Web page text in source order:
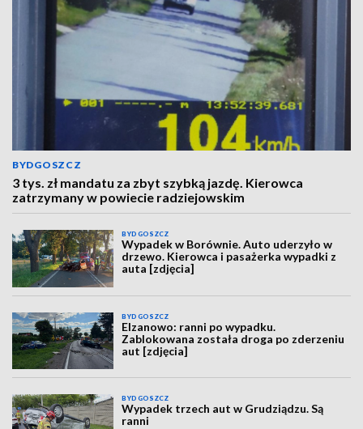
BYDGOSZCZ
3 tys. zł mandatu za zbyt szybką jazdę. Kierowca
zatrzymany w powiecie radziejowskim
BYDGOSZCZ
Wypadek w Borównie. Auto uderzyło w
drzewo. Kierowca i pasażerka wypadki z
auta [zdjęcia]
BYDGOSZCZ
Elzanowo: ranni po wypadku.
Zablokowana została droga po zderzeniu
aut [zdjęcia]
BYDGOSZCZ
Wypadek trzech aut w Grudziądzu. Są
ranni